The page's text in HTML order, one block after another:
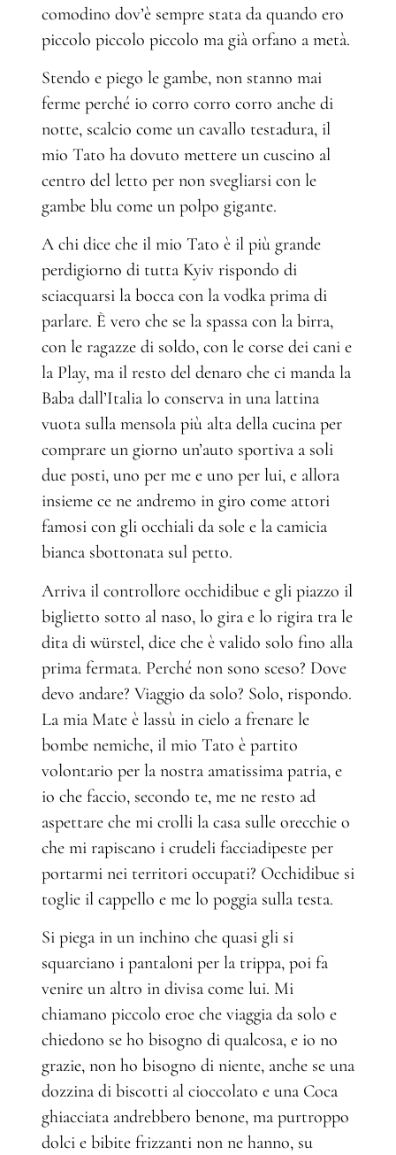
comodino dov’è sempre stata da quando ero
piccolo piccolo piccolo ma già orfano a metà.
Stendo e piego le gambe, non stanno mai
ferme perché io corro corro corro anche di
notte, scalcio come un cavallo testadura, il
mio Tato ha dovuto mettere un cuscino al
centro del letto per non svegliarsi con le
gambe blu come un polpo gigante.
A chi dice che il mio Tato è il più grande
perdigiorno di tutta Kyiv rispondo di
sciacquarsi la bocca con la vodka prima di
parlare. È vero che se la spassa con la birra,
con le ragazze di soldo, con le corse dei cani e
la Play, ma il resto del denaro che ci manda la
Baba dall’Italia lo conserva in una lattina
vuota sulla mensola più alta della cucina per
comprare un giorno un’auto sportiva a soli
due posti, uno per me e uno per lui, e allora
insieme ce ne andremo in giro come attori
famosi con gli occhiali da sole e la camicia
bianca sbottonata sul petto.
Arriva il controllore occhidibue e gli piazzo il
biglietto sotto al naso, lo gira e lo rigira tra le
dita di würstel, dice che è valido solo fino alla
prima fermata. Perché non sono sceso? Dove
devo andare? Viaggio da solo? Solo, rispondo.
La mia Mate è lassù in cielo a frenare le
bombe nemiche, il mio Tato è partito
volontario per la nostra amatissima patria, e
io che faccio, secondo te, me ne resto ad
aspettare che mi crolli la casa sulle orecchie o
che mi rapiscano i crudeli facciadipeste per
portarmi nei territori occupati? Occhidibue si
toglie il cappello e me lo poggia sulla testa.
Si piega in un inchino che quasi gli si
squarciano i pantaloni per la trippa, poi fa
venire un altro in divisa come lui. Mi
chiamano piccolo eroe che viaggia da solo e
chiedono se ho bisogno di qualcosa, e io no
grazie, non ho bisogno di niente, anche se una
dozzina di biscotti al cioccolato e una Coca
ghiacciata andrebbero benone, ma purtroppo
dolci e bibite frizzanti non ne hanno, su